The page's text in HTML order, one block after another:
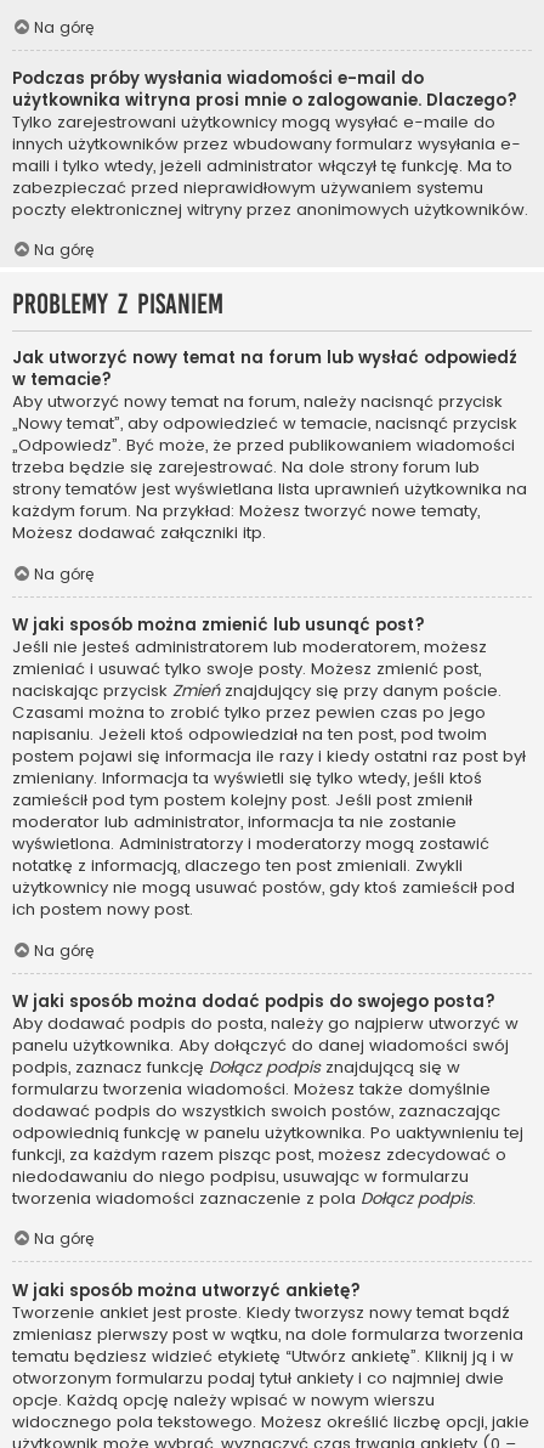
Na górę
Podczas próby wysłania wiadomości e-mail do
użytkownika witryna prosi mnie o zalogowanie. Dlaczego?
Tylko zarejestrowani użytkownicy mogą wysyłać e-maile do
innych użytkowników przez wbudowany formularz wysyłania e-
maili i tylko wtedy, jeżeli administrator włączył tę funkcję. Ma to
zabezpieczać przed nieprawidłowym używaniem systemu
poczty elektronicznej witryny przez anonimowych użytkowników.
Na górę
Problemy z pisaniem
Jak utworzyć nowy temat na forum lub wysłać odpowiedź
w temacie?
Aby utworzyć nowy temat na forum, należy nacisnąć przycisk
„Nowy temat”, aby odpowiedzieć w temacie, nacisnąć przycisk
„Odpowiedz”. Być może, że przed publikowaniem wiadomości
trzeba będzie się zarejestrować. Na dole strony forum lub
strony tematów jest wyświetlana lista uprawnień użytkownika na
każdym forum. Na przykład: Możesz tworzyć nowe tematy,
Możesz dodawać załączniki itp.
Na górę
W jaki sposób można zmienić lub usunąć post?
Jeśli nie jesteś administratorem lub moderatorem, możesz
zmieniać i usuwać tylko swoje posty. Możesz zmienić post,
naciskając przycisk Zmieńznajdujący się przy danym poście.
Czasami można to zrobić tylko przez pewien czas po jego
napisaniu. Jeżeli ktoś odpowiedział na ten post, pod twoim
postem pojawi się informacja ile razy i kiedy ostatni raz post był
zmieniany. Informacja ta wyświetli się tylko wtedy, jeśli ktoś
zamieścił pod tym postem kolejny post. Jeśli post zmienił
moderator lub administrator, informacja ta nie zostanie
wyświetlona. Administratorzy i moderatorzy mogą zostawić
notatkę z informacją, dlaczego ten post zmieniali. Zwykli
użytkownicy nie mogą usuwać postów, gdy ktoś zamieścił pod
ich postem nowy post.
Na górę
W jaki sposób można dodać podpis do swojego posta?
Aby dodawać podpis do posta, należy go najpierw utworzyć w
panelu użytkownika. Aby dołączyć do danej wiadomości swój
podpis, zaznacz funkcję Dołącz podpisznajdującą się w
formularzu tworzenia wiadomości. Możesz także domyślnie
dodawać podpis do wszystkich swoich postów, zaznaczając
odpowiednią funkcję w panelu użytkownika. Po uaktywnieniu tej
funkcji, za każdym razem pisząc post, możesz zdecydować o
niedodawaniu do niego podpisu, usuwając w formularzu
tworzenia wiadomości zaznaczenie z pola Dołącz podpis.
Na górę
W jaki sposób można utworzyć ankietę?
Tworzenie ankiet jest proste. Kiedy tworzysz nowy temat bądź
zmieniasz pierwszy post w wątku, na dole formularza tworzenia
tematu będziesz widzieć etykietę “Utwórz ankietę”. Kliknij ją i w
otworzonym formularzu podaj tytuł ankiety i co najmniej dwie
opcje. Każdą opcję należy wpisać w nowym wierszu
widocznego pola tekstowego. Możesz określić liczbę opcji, jakie
użytkownik może wybrać, wyznaczyć czas trwania ankiety (0 –